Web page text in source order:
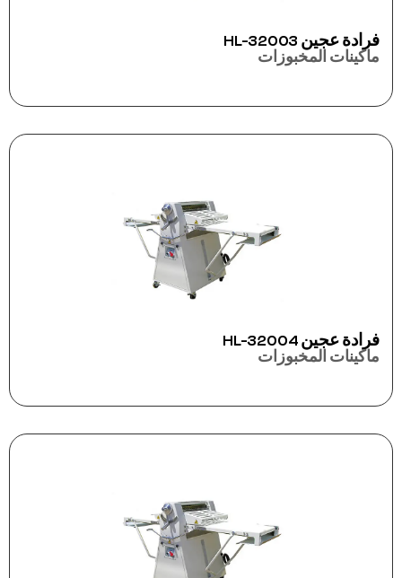
فرادة عجين HL-32003
ماكينات المخبوزات
فرادة عجين HL-32004
ماكينات المخبوزات